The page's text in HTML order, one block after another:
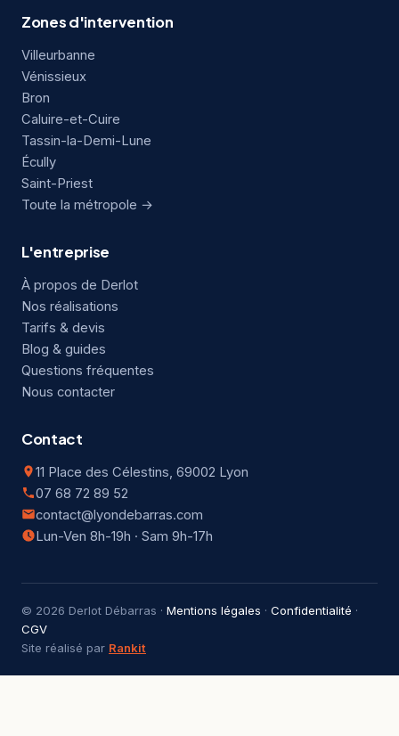
Zones d'intervention
Villeurbanne
Vénissieux
Bron
Caluire-et-Cuire
Tassin-la-Demi-Lune
Écully
Saint-Priest
Toute la métropole →
L'entreprise
À propos de Derlot
Nos réalisations
Tarifs & devis
Blog & guides
Questions fréquentes
Nous contacter
Contact
11 Place des Célestins, 69002 Lyon
07 68 72 89 52
contact@lyondebarras.com
Lun-Ven 8h-19h · Sam 9h-17h
© 2026 Derlot Débarras · Mentions légales · Confidentialité ·
CGV
Site réalisé par Rankit